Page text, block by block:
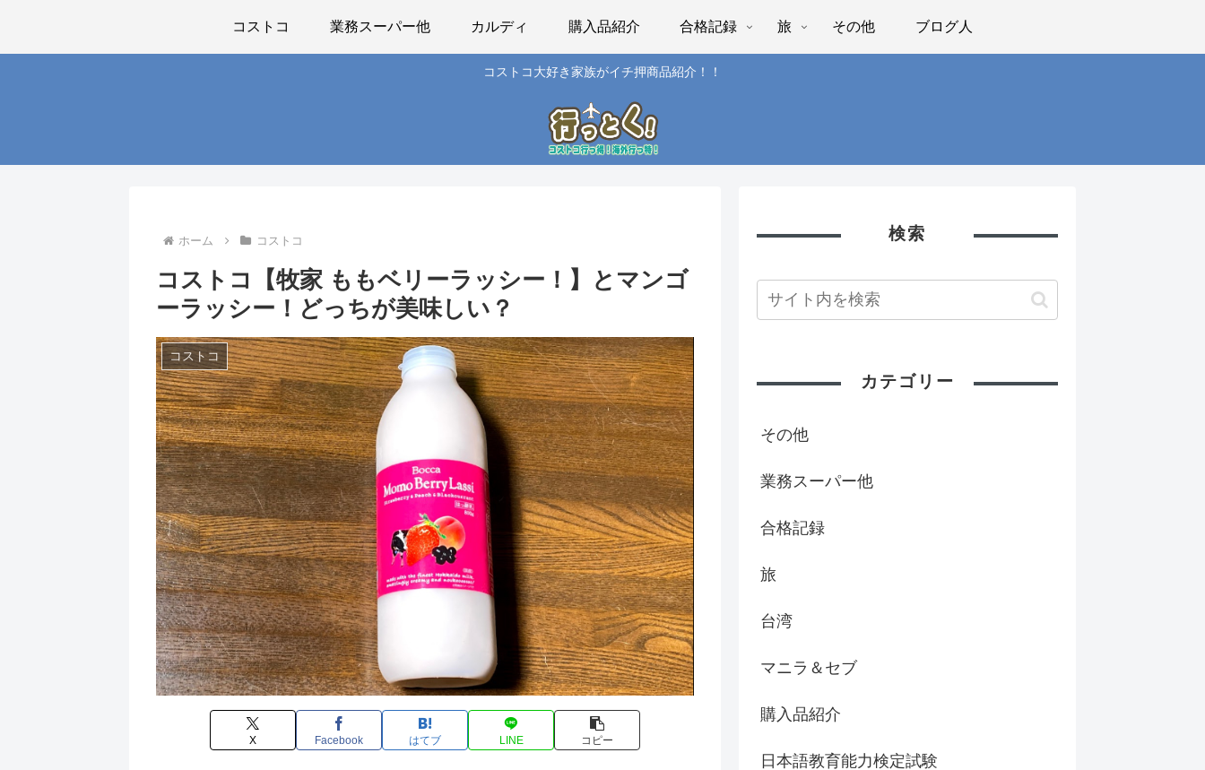
コストコ大好き家族がイチ押商品紹介！！
コストコ 業務スーパー他 カルディ 購入品紹介 合格記録 旅 その他 ブログ人
ホーム コストコ
コストコ【牧家 ももベリーラッシー！】とマンゴ
ーラッシー！どっちが美味しい？
コストコ
X Facebook はてブ LINE コピー
検索
カテゴリー
その他
業務スーパー他
合格記録
旅
台湾
マニラ＆セブ
購入品紹介
日本語教育能力検定試験